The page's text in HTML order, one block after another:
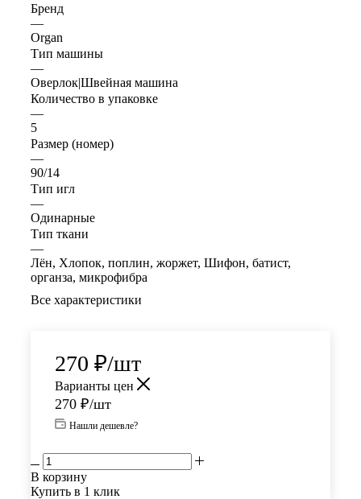
Бренд
—
Organ
Тип машины
—
Оверлок|Швейная машина
Количество в упаковке
—
5
Размер (номер)
—
90/14
Тип игл
—
Одинарные
Тип ткани
—
Лён, Хлопок, поплин, жоржет, Шифон, батист,
органза, микрофибра
Все характеристики
270 ₽/шт
Варианты цен
270 ₽/шт
Нашли дешевле?
В корзину
Купить в 1 клик